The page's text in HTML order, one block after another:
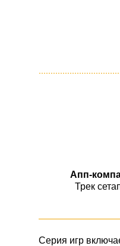
Апп-
Трек
Серия игр